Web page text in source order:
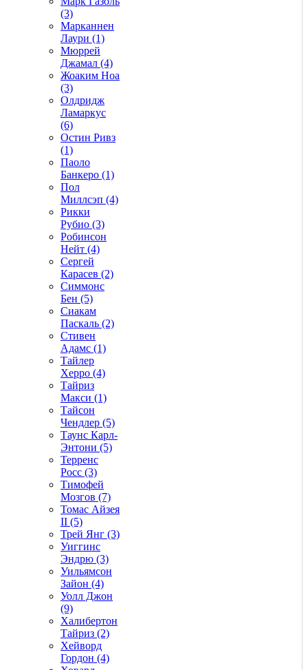
(3)
Марканнен
Лаури (1)
Мюррей
Джамал (4)
Жоаким Ноа
(3)
Олдридж
Ламаркус
(6)
Остин Ривз
(1)
Паоло
Банкеро (1)
Пол
Миллсэп (4)
Рикки
Рубио (3)
Робинсон
Нейт (4)
Сергей
Карасев (2)
Симмонс
Бен (5)
Сиакам
Паскаль (2)
Стивен
Адамс (1)
Тайлер
Херро (4)
Тайриз
Макси (1)
Тайсон
Чендлер (5)
Таунс Карл-
Энтони (5)
Терренс
Росс (3)
Тимофей
Мозгов (7)
Томас Айзея
II (5)
Трей Янг (3)
Уиггинс
Эндрю (3)
Уильямсон
Зайон (4)
Уолл Джон
(9)
Халибертон
Тайриз (2)
Хейворд
Гордон (4)